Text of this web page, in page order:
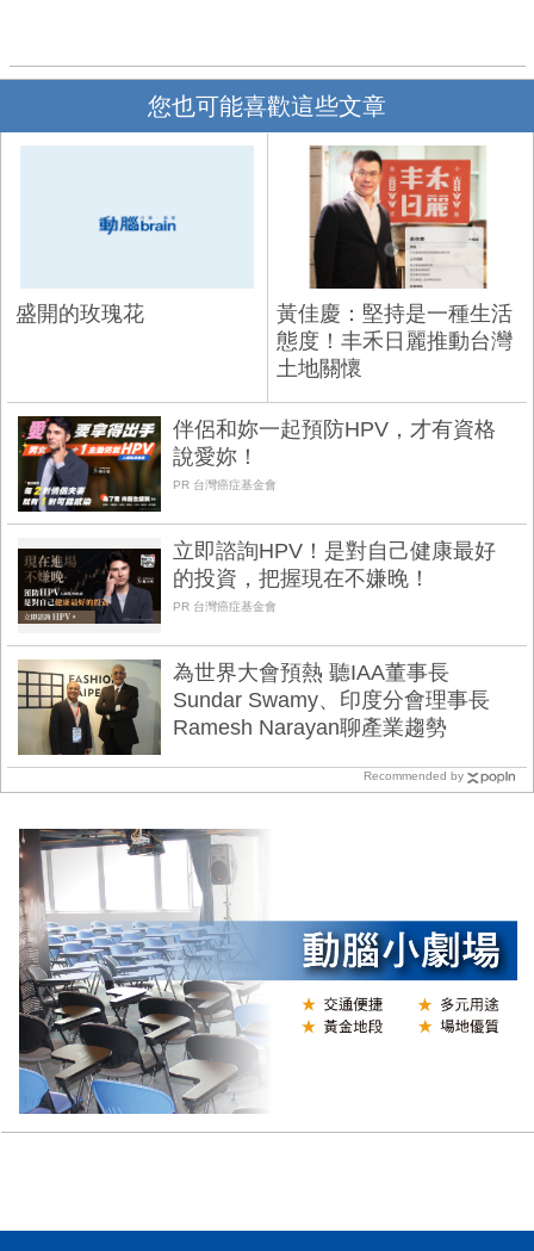
您也可能喜歡這些文章
盛開的玫瑰花
黃佳慶：堅持是一種生活
態度！丰禾日麗推動台灣
土地關懷
伴侶和妳一起預防HPV，才有資格
說愛妳！
PR 台灣癌症基金會
立即諮詢HPV！是對自己健康最好
的投資，把握現在不嫌晚！
PR 台灣癌症基金會
為世界大會預熱 聽IAA董事長
Sundar Swamy、印度分會理事長
Ramesh Narayan聊產業趨勢
Recommended by